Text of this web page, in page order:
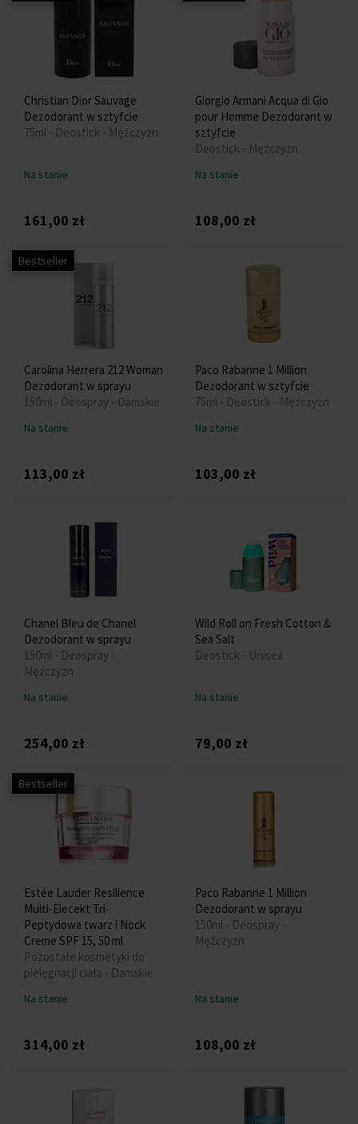
Christian Dior Sauvage
Dezodorant w sztyfcie
75ml - Deostick - Mężczyzn
Na stanie
161,00 zł
Giorgio Armani Acqua di Gio
pour Homme Dezodorant w
sztyfcie
Deostick - Mężczyzn
Na stanie
108,00 zł
Bestseller
Carolina Herrera 212 Woman
Dezodorant w sprayu
150ml - Deospray - Damskie
Na stanie
113,00 zł
Paco Rabanne 1 Million
Dezodorant w sztyfcie
75ml - Deostick - Mężczyzn
Na stanie
103,00 zł
Chanel Bleu de Chanel
Dezodorant w sprayu
150ml - Deospray -
Mężczyzn
Na stanie
254,00 zł
Wild Roll on Fresh Cotton &
Sea Salt
Deostick - Unisex
Na stanie
79,00 zł
Bestseller
Estée Lauder Resilience
Multi-Elecekt Tri-
Peptydowa twarz i Nock
Creme SPF 15, 50 ml
Pozostałe kosmetyki do
pielęgnacji ciała - Damskie
Na stanie
314,00 zł
Paco Rabanne 1 Million
Dezodorant w sprayu
150ml - Deospray -
Mężczyzn
Na stanie
108,00 zł